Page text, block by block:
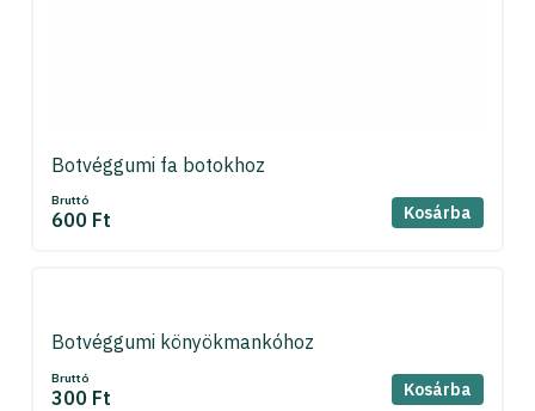
Botvéggumi fa botokhoz
Bruttó
600 Ft Kosárba
Botvéggumi könyökmankóhoz
Bruttó
300 Ft Kosárba